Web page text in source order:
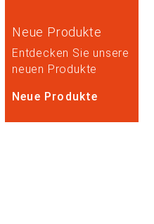
Neue Produkte
Entdecken Sie unsere
neuen Produkte
Neue Produkte